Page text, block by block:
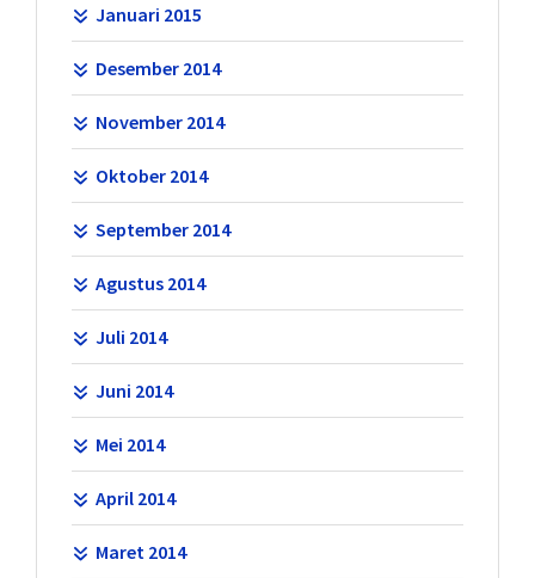
Januari 2015
Desember 2014
November 2014
Oktober 2014
September 2014
Agustus 2014
Juli 2014
Juni 2014
Mei 2014
April 2014
Maret 2014